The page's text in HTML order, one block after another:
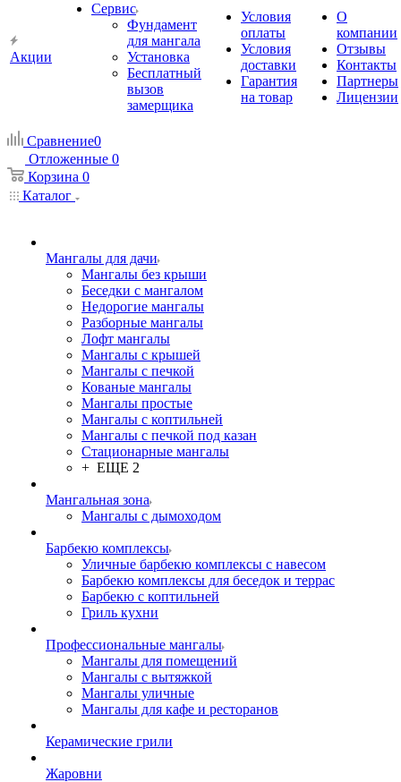
Акции
Сервис
Фундамент
для мангала
Установка
Бесплатный
вызов
замерщика
Условия
оплаты
Условия
доставки
Гарантия
на товар
О
компании
Отзывы
Контакты
Партнеры
Лицензии
Сравнение0
Отложенные 0
Корзина 0
Каталог
Мангалы для дачи
Мангалы без крыши
Беседки с мангалом
Недорогие мангалы
Разборные мангалы
Лофт мангалы
Мангалы с крышей
Мангалы с печкой
Кованые мангалы
Мангалы простые
Мангалы с коптильней
Мангалы с печкой под казан
Стационарные мангалы
+ ЕЩЕ 2
Мангальная зона
Мангалы с дымоходом
Барбекю комплексы
Уличные барбекю комплексы с навесом
Барбекю комплексы для беседок и террас
Барбекю с коптильней
Гриль кухни
Профессиональные мангалы
Мангалы для помещений
Мангалы с вытяжкой
Мангалы уличные
Мангалы для кафе и ресторанов
Керамические грили
Жаровни